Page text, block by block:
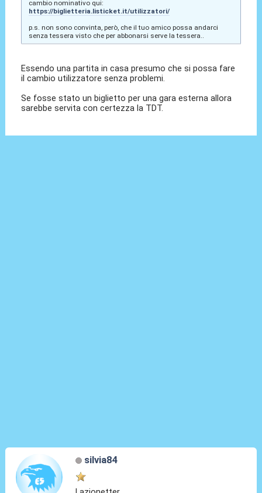
cambio nominativo qui:
https://biglietteria.listicket.it/utilizzatori/
p.s. non sono convinta, però, che il tuo amico possa andarci
senza tessera visto che per abbonarsi serve la tessera..
Essendo una partita in casa presumo che si possa fare
il cambio utilizzatore senza problemi.
Se fosse stato un biglietto per una gara esterna allora
sarebbe servita con certezza la TDT.
silvia84